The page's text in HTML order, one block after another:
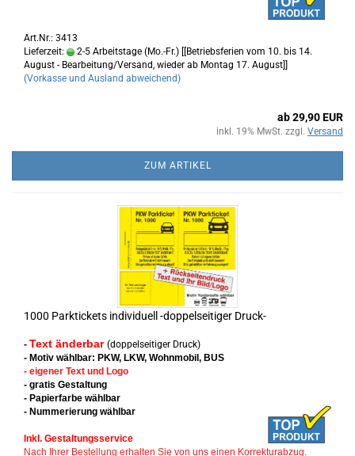
Art.Nr.: 3413
Lieferzeit:
2-5 Arbeitstage (Mo.-Fr.) [[Betriebsferien vom 10. bis 14.
August - Bearbeitung/Versand, wieder ab Montag 17. August]]
(Vorkasse und Ausland abweichend)
ab 29,90 EUR
inkl. 19% MwSt. zzgl. Versand
ZUM ARTIKEL
1000 Parktickets individuell -doppelseitiger Druck-
- Text änderbar (doppelseitiger Druck)
- Motiv wählbar: PKW, LKW, Wohnmobil, BUS
- eigener Text und Logo
- gratis Gestaltung
- Papierfarbe wählbar
- Nummerierung wählbar
Inkl. Gestaltungsservice
Nach Ihrer Bestellung erhalten Sie von uns einen Korrekturabzug.